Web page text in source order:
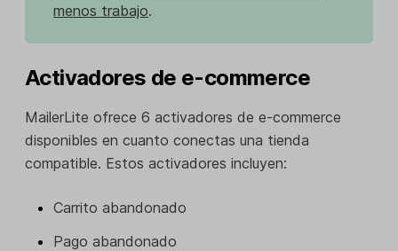
menos trabajo.
Activadores de e-commerce
MailerLite ofrece 6 activadores de e-commerce
disponibles en cuanto conectas una tienda
compatible. Estos activadores incluyen:
Carrito abandonado
Pago abandonado